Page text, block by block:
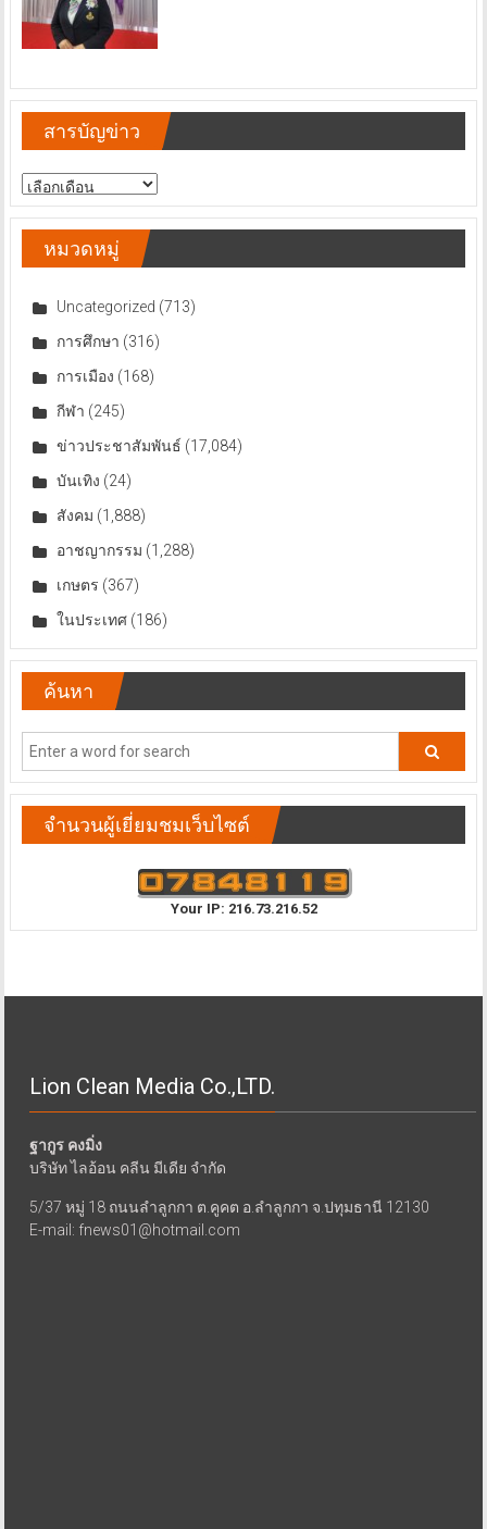
สารบัญข่าว
สารบัญ
ข่าว
หมวดหมู่
Uncategorized (713)
การศึกษา (316)
การเมือง (168)
กีฬา (245)
ข่าวประชาสัมพันธ์ (17,084)
บันเทิง (24)
สังคม (1,888)
อาชญากรรม (1,288)
เกษตร (367)
ในประเทศ(186)
ค้นหา
จำนวนผู้เยี่ยมชมเว็บไซต์
Your IP: 216.73.216.52
Lion Clean Media Co.,LTD.
ฐากูร คงมิ่ง
บริษัท ไลอ้อน คลีน มีเดีย จำกัด
5/37 หมู่ 18 ถนนลำลูกกา ต.คูคต อ.ลำลูกกา จ.ปทุมธานี 12130
E-mail: fnews01@hotmail.com